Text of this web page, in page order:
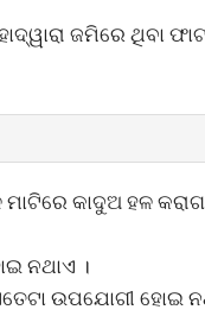
ଜମିରେ ଥିବା
କାଦୁଅ ହଳ
ନଥାଏ ।
ଉପଯୋଗୀ ହୋଇ